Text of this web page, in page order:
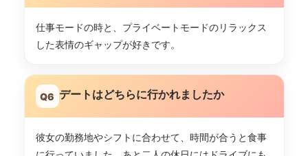
仕事モードの時と、プライベートモードのリラックス
した表情のギャップが好きです。
Q6 デートはどちらに行かれましたか
彼女の勤務地やシフトに合わせて、時間が合うと食事